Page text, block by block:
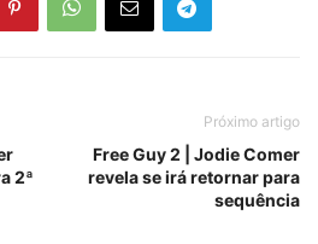
2ª
Próximo artigo
Free Guy 2 | Jodie Comer
revela se irá retornar para
sequência